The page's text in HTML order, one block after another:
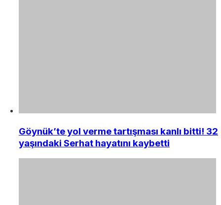
Göynük’te yol verme tartışması kanlı bitti! 32
yaşındaki Serhat hayatını kaybetti